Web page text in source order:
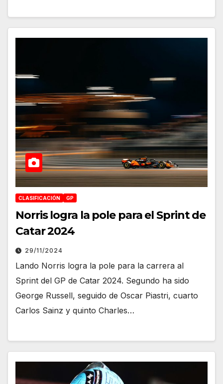
CLASIFICACIÓN GP
Norris logra la pole para el Sprint de
Catar 2024
29/11/2024
Lando Norris logra la pole para la carrera al
Sprint del GP de Catar 2024. Segundo ha sido
George Russell, seguido de Oscar Piastri, cuarto
Carlos Sainz y quinto Charles…